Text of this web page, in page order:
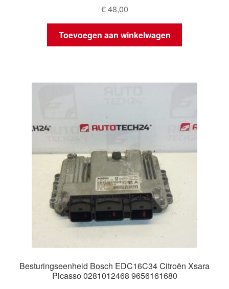
€48,00
Toevoegen aan winkelwagen
Besturingseenheid Bosch EDC16C34 Citroën Xsara
Picasso 0281012468 9656161680